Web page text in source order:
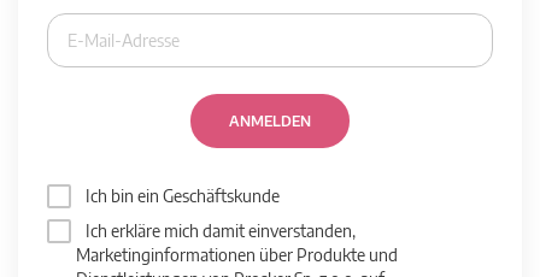
ANMELDEN
Ich bin ein Geschäftskunde
Ich erkläre mich damit einverstanden,
Marketinginformationen über Produkte und